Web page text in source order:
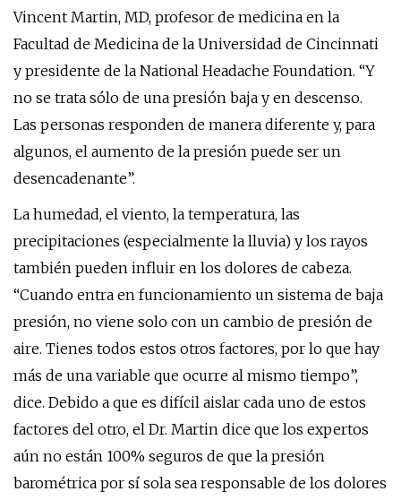
Vincent Martin, MD, profesor de medicina en la
Facultad de Medicina de la Universidad de Cincinnati
y presidente de la National Headache Foundation. “Y
no se trata sólo de una presión baja y en descenso.
Las personas responden de manera diferente y, para
algunos, el aumento de la presión puede ser un
desencadenante”.
La humedad, el viento, la temperatura, las
precipitaciones (especialmente la lluvia) y los rayos
también pueden influir en los dolores de cabeza.
“Cuando entra en funcionamiento un sistema de baja
presión, no viene solo con un cambio de presión de
aire. Tienes todos estos otros factores, por lo que hay
más de una variable que ocurre al mismo tiempo”,
dice. Debido a que es difícil aislar cada uno de estos
factores del otro, el Dr. Martin dice que los expertos
aún no están 100% seguros de que la presión
barométrica por sí sola sea responsable de los dolores